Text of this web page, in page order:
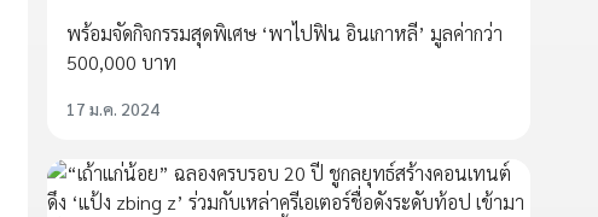
พร้อมจัดกิจกรรมสุดพิเศษ ‘พาไปฟิน อินเกาหลี’ มูลค่ากว่า
500,000 บาท
17 ม.ค. 2024